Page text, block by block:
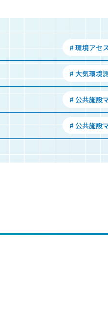
# 環境アセ
# 大気環境
# 公共施設
# 公共施設